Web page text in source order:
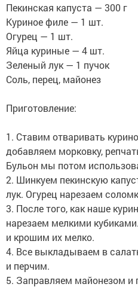
Пекинская капуста — 300 г
Куриное филе — 1 шт.
Огурец — 1 шт.
Яйца куриные — 4 шт.
Зеленый лук — 1 пучок
Соль, перец, майонез
Приготовление:
1. Ставим отваривать
добавляем морковку,
Бульон мы потом
2. Шинкуем пекинскую
лук. Огурец нарезаем
3. После того, как наше
нарезаем мелкими
и крошим их мелко.
4. Все выкладываем в
и перчим.
5. Заправляем майонезом и